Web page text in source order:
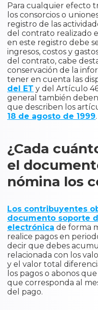
Para cualquier efecto
los consorcios o
registro de las
del contrato realizado
en este registro debe
ingresos, costos y
del contrato, cabe
conservación de la
tener en cuenta las
del ET y del Artículo
general también
que describen los
18 de agosto de 1999.
¿Cada
el
nómina los
Los contribuyentes
documento soporte
electrónica de forma
realice pagos en
decir que debes
relacionada con los
y el valor total
los pagos o abonos
que corresponda al
del pago.